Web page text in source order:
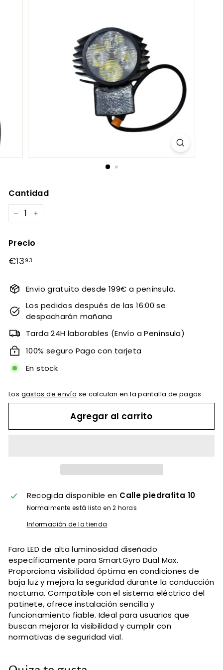
Cantidad
− +
Precio
Precio
€13 93
Envio gratuito desde 199€ a península.
Los pedidos después de las 16:00 se
despacharán mañana
Tarda 24H laborables (Envío a Península)
100% seguro Pago con tarjeta
En stock
Los gastos de envío se calculan en la pantalla de pagos.
Agregar al carrito
Recogida disponible en Calle piedrafita 10
Normalmente está listo en 2 horas
Información de la tienda
Faro LED de alta luminosidad diseñado
específicamente para SmartGyro Dual Max.
Proporciona visibilidad óptima en condiciones de
baja luz y mejora la seguridad durante la conducción
nocturna. Compatible con el sistema eléctrico del
patinete, ofrece instalación sencilla y
funcionamiento fiable. Ideal para usuarios que
buscan mejorar la visibilidad y cumplir con
normativas de seguridad vial.